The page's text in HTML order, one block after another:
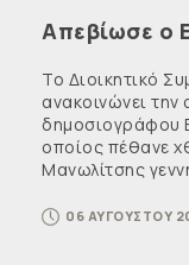
Απεβίωσε ο
Το Διοικητικό
ανακοινώνει
δημοσιογράφου
οποίος πέθανε
Μανωλίτσης
06 ΑΥΓΟΥΣΤΟΥ